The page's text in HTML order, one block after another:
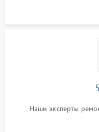
Наши эксперты